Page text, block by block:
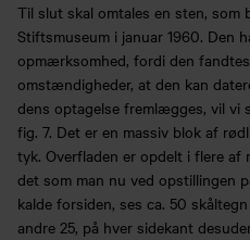
Til slut skal omtales en sten, som
Stiftsmuseum i januar 1960. Den
opmærksomhed, fordi den
omstændigheder, at den kan
dens optagelse fremlægges, vil vi
fig. 7. Det er en massiv blok af
tyk. Overfladen er opdelt i flere af
det som man nu ved opstillingen
kalde forsiden, ses ca. 50
andre 25, på hver sidekant